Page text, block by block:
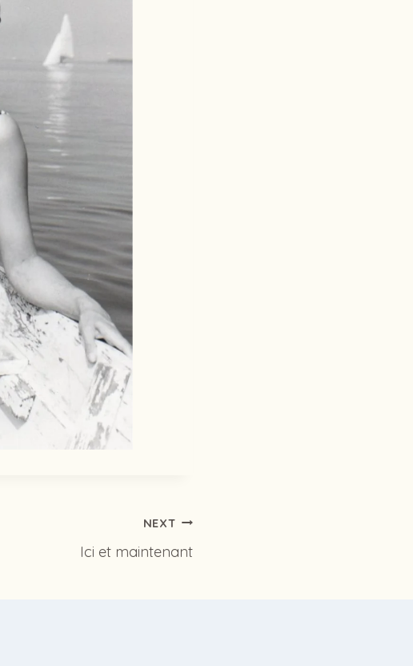
NEXT
Ici et maintenant